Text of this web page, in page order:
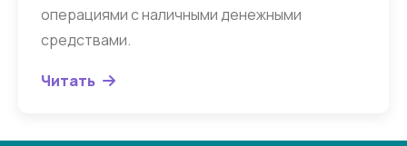
операциями с наличными денежными
средствами.
Читать